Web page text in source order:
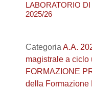
LABORATORIO
2025/26
Categoria A.A.
magistrale a
FORMAZIONE
della Formazione